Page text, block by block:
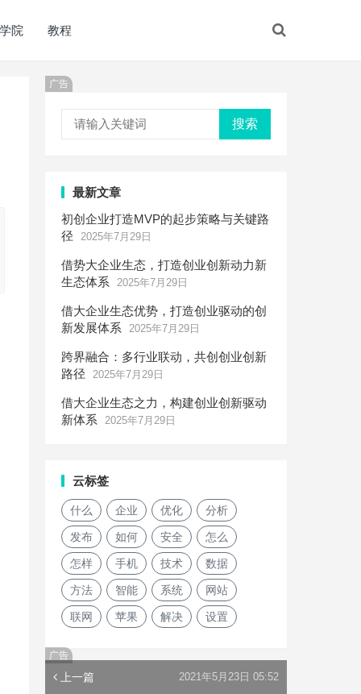
院 教程
广告
搜索
最新文章
初创企业打造MVP的起步策略与关键路
径
2025年7月29日
借势大企业生态，打造创业创新动力新
生态体系
2025年7月29日
借大企业生态优势，打造创业驱动的创
新发展体系
2025年7月29日
跨界融合：多行业联动，共创创业创新
路径
2025年7月29日
借大企业生态之力，构建创业创新驱动
新体系
2025年7月29日
云标签
什么 企业 优化 分析
发布 如何 安全 怎么
怎样 手机 技术 数据
方法 智能 系统 网站
联网 苹果 解决 设置
广告
上一篇 2021年5月23日 05:52